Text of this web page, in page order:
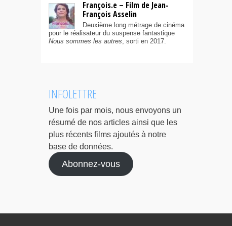
François.e – Film de Jean-
François Asselin
Deuxième long métrage de cinéma
pour le réalisateur du suspense fantastique
Nous sommes les autres, sorti en 2017.
INFOLETTRE
Une fois par mois, nous envoyons un
résumé de nos articles ainsi que les
plus récents films ajoutés à notre
base de données.
Abonnez-vous